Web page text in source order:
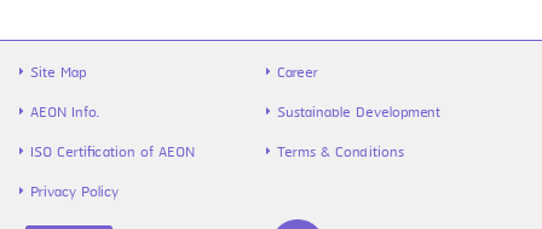
Site Map
Career
AEON Info.
Sustainable Development
ISO Certification of AEON
Terms & Conditions
Privacy Policy